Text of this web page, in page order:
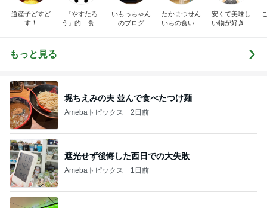
道産子どすど
す！
『やすたろ
う』的 食の
いもっちゃん
のブログ
たかまつせん
いちの食い散
安くて美味し
い物が好き☆
もっと見る
堀ちえみの夫 並んで食べたつけ麺
Amebaトピックス 2日前
遮光せず後悔した西日での大失敗
Amebaトピックス 1日前